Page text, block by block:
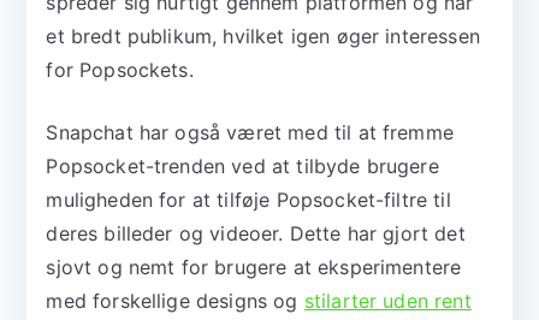
et bredt publikum, hvilket igen øger interessen
for Popsockets.
Snapchat har også været med til at fremme
Popsocket-trenden ved at tilbyde brugere
muligheden for at tilføje Popsocket-filtre til
deres billeder og videoer. Dette har gjort det
sjovt og nemt for brugere at eksperimentere
med forskellige designs og stilarter uden rent